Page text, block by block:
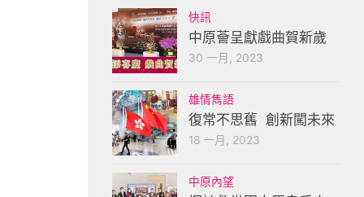
快訊
中原薈呈獻戲曲賀新歲
30 一月, 2023
雄情雋語
復常不思舊 創新闖未來
18 一月, 2023
中原內望